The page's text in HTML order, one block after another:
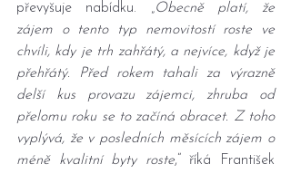
převyšuje nabídku. „Obecně platí, že
zájem o tento typ nemovitostí roste ve
chvíli, kdy je trh zahřátý, a nejvíce, když je
přehřátý. Před rokem tahali za výrazně
delší kus provazu zájemci, zhruba od
přelomu roku se to začíná obracet. Z toho
vyplývá, že v posledních měsících zájem o
méně kvalitní byty roste,“ říká František